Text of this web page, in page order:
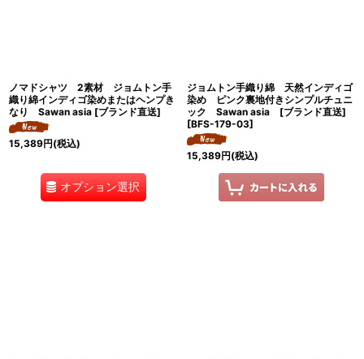
ノマドシャツ 2素材 ジョムトン手
織り綿インディゴ染めまたはヘンプき
なり Sawan asia [ブランド直送]
15,389円(税込)
オプション選択
ジョムトン手織り綿 天然インディゴ
染め ピンク裏地付きシンプルチュニ
ック Sawan asia [ブランド直送]
[BFS-179-03]
15,389円(税込)